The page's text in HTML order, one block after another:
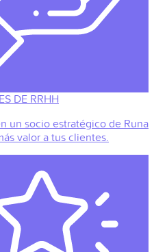
DE RRHH
un socio estratégico de Runa
valor a tus clientes.